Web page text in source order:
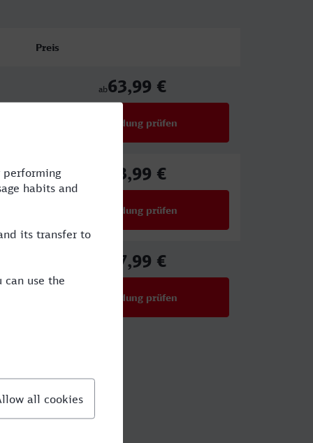
Preis
ab63,99 €
Verbindung prüfen
63,99 €
Verbindung prüfen
47,99 €
Verbindung prüfen